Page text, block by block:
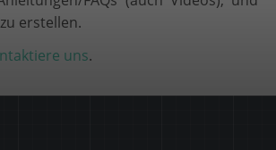
erstellen.
uns.